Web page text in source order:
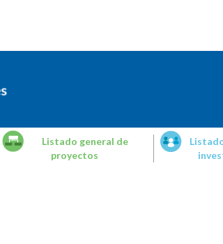
Listado general de
proyectos